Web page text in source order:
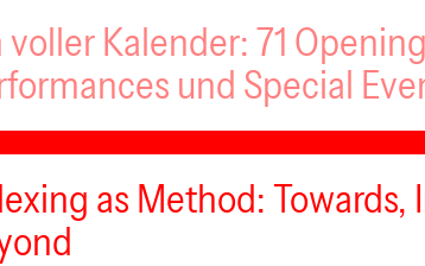
voller Kalender: 71
und Special
as Method: Towards,